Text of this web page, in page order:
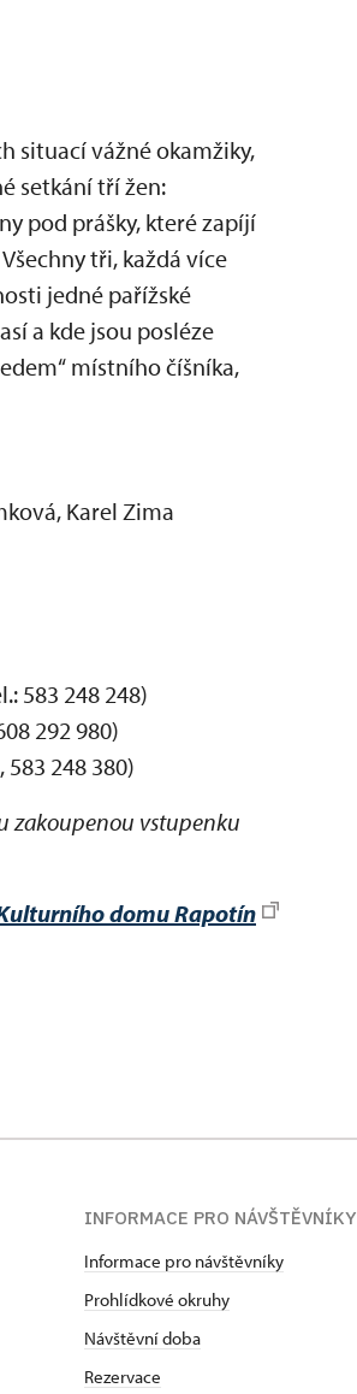
situací vážné okamžiky,
setkání tří žen:
pod prášky, které zapíjí
tři, každá více
jedné pařížské
a kde jsou posléze
místního číšníka,
Karel Zima
583 248 248)
292 980)
583 248 380)
zakoupenou vstupenku
domu Rapotín
INFORMACE PRO NÁVŠTĚVNÍKY
Informace pro návštěvníky
Prohlídkové okruhy
Návštěvní doba
Rezervace